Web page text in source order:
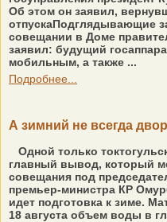
Об этом он заявил,
отпускаПодглядывающие
совещании в Доме
заявил: будущий
мобильным, а также ...
Подробнее...
А зимний не всегда
Одной только
главный вывод, который
совещания под
премьер-министра КР
идет подготовка к зиме.
18 августа объем воды в